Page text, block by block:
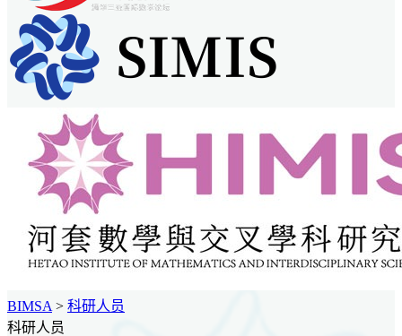
BIMSA > 科研人员
科研人员